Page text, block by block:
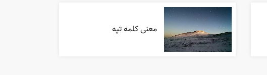
معنی کلمه تپه